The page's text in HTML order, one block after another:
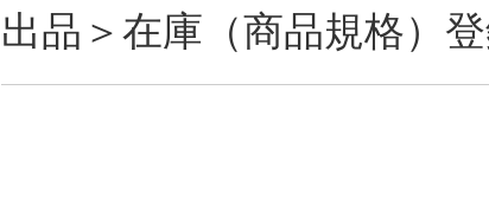
出品＞在庫（商品規格）